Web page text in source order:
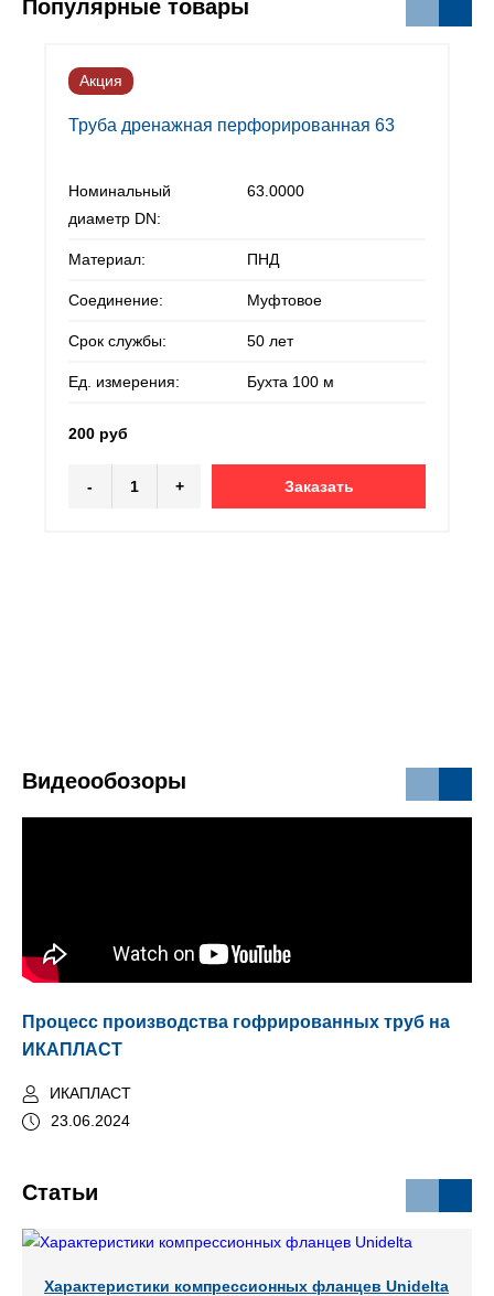
Популярные товары
Акция
Труба дренажная перфорированная 63
Номинальный
диаметр DN:
63.0000
Материал: ПНД
Соединение: Муфтовое
Срок службы: 50 лет
Ед. измерения: Бухта 100 м
200 руб
- + Заказать
Видеообозоры
Процесс производства гофрированных труб на
ИКАПЛАСТ
ИКАПЛАСТ
23.06.2024
Статьи
Характеристики компрессионных фланцев Unidelta